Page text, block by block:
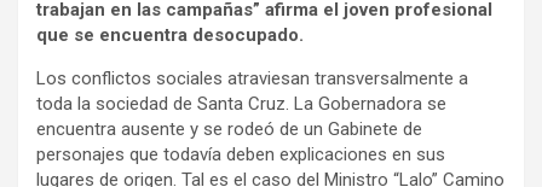
trabajan en las campañas” afirma el joven profesional
que se encuentra desocupado.
Los conflictos sociales atraviesan transversalmente a
toda la sociedad de Santa Cruz. La Gobernadora se
encuentra ausente y se rodeó de un Gabinete de
personajes que todavía deben explicaciones en sus
lugares de origen. Tal es el caso del Ministro “Lalo” Camino